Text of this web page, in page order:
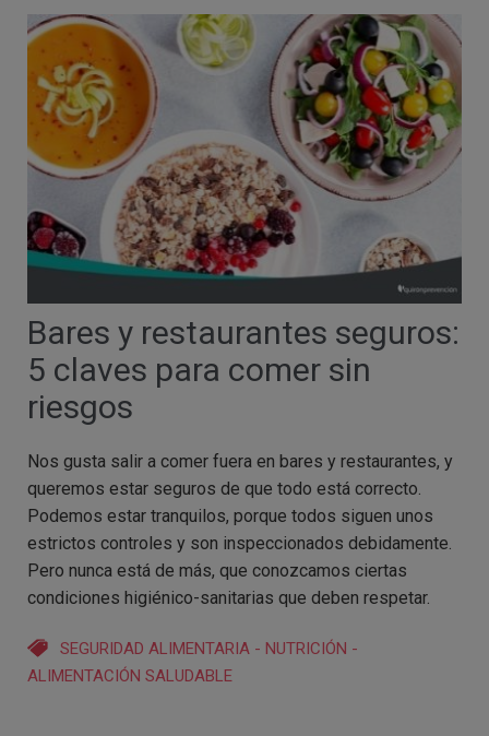
Bares y restaurantes seguros:
5 claves para comer sin
riesgos
Nos gusta salir a comer fuera en bares y restaurantes, y
queremos estar seguros de que todo está correcto.
Podemos estar tranquilos, porque todos siguen unos
estrictos controles y son inspeccionados debidamente.
Pero nunca está de más, que conozcamos ciertas
condiciones higiénico-sanitarias que deben respetar.
SEGURIDAD ALIMENTARIA - NUTRICIÓN -
ALIMENTACIÓN SALUDABLE